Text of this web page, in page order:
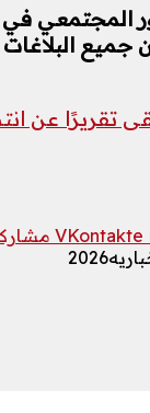
في
جميع
تقريرًا عن